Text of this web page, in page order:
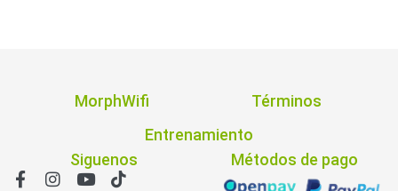
MorphWifi
Términos
Entrenamiento
Siguenos
Métodos de pago